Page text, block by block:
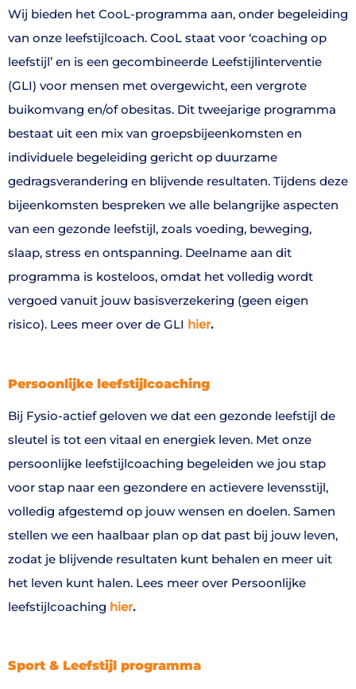
Wij bieden het CooL-programma aan, onder begeleiding
van onze leefstijlcoach. CooL staat voor ‘coaching op
leefstijl’ en is een gecombineerde Leefstijlinterventie
(GLI) voor mensen met overgewicht, een vergrote
buikomvang en/of obesitas. Dit tweejarige programma
bestaat uit een mix van groepsbijeenkomsten en
individuele begeleiding gericht op duurzame
gedragsverandering en blijvende resultaten. Tijdens deze
bijeenkomsten bespreken we alle belangrijke aspecten
van een gezonde leefstijl, zoals voeding, beweging,
slaap, stress en ontspanning. Deelname aan dit
programma is kosteloos, omdat het volledig wordt
vergoed vanuit jouw basisverzekering (geen eigen
risico). Lees meer over de GLI hier.
Persoonlijke leefstijlcoaching
Bij Fysio-actief geloven we dat een gezonde leefstijl de
sleutel is tot een vitaal en energiek leven. Met onze
persoonlijke leefstijlcoaching begeleiden we jou stap
voor stap naar een gezondere en actievere levensstijl,
volledig afgestemd op jouw wensen en doelen. Samen
stellen we een haalbaar plan op dat past bij jouw leven,
zodat je blijvende resultaten kunt behalen en meer uit
het leven kunt halen. Lees meer over Persoonlijke
leefstijlcoaching hier.
Sport & Leefstijl programma